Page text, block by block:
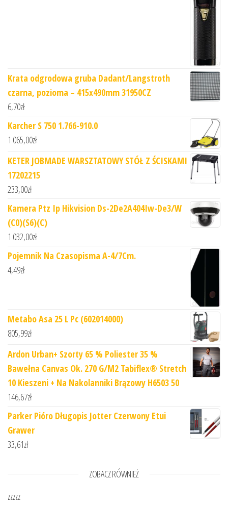
Krata odgrodowa gruba Dadant/Langstroth
czarna, pozioma – 415x490mm 31950CZ
6,70zł
Karcher S 750 1.766-910.0
1 065,00zł
KETER JOBMADE WARSZTATOWY STÓŁ Z ŚCISKAMI
17202215
233,00zł
Kamera Ptz Ip Hikvision Ds-2De2A404Iw-De3/W
(C0)(S6)(C)
1 032,00zł
Pojemnik Na Czasopisma A-4/7Cm.
4,49zł
Metabo Asa 25 L Pc (602014000)
805,99zł
Ardon Urban+ Szorty 65 % Poliester 35 %
Bawełna Canvas Ok. 270 G/M2 Tabiflex® Stretch
10 Kieszeni + Na Nakolanniki Brązowy H6503 50
146,67zł
Parker Pióro Długopis Jotter Czerwony Etui
Grawer
33,61zł
ZOBACZ RÓWNIEŻ
zzzzz